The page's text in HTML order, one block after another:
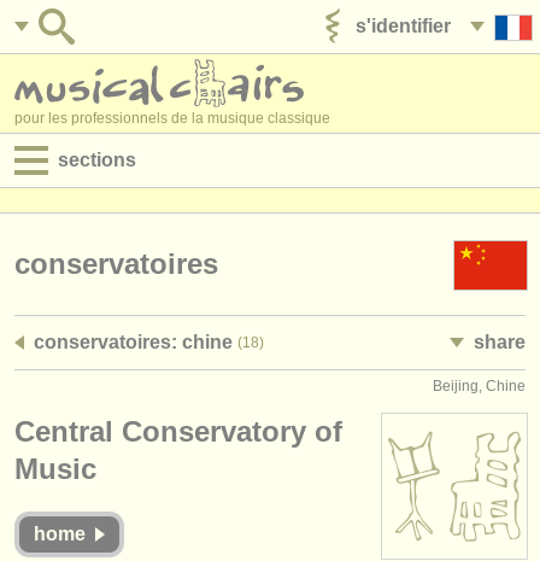
s'identifier
pour les professionnels de la musique classique
sections
jobs - administration
stages/
concours/
conservatoires
conservatoires: chine (18) share
Beijing, Chine
Central Conservatory of
Music
home